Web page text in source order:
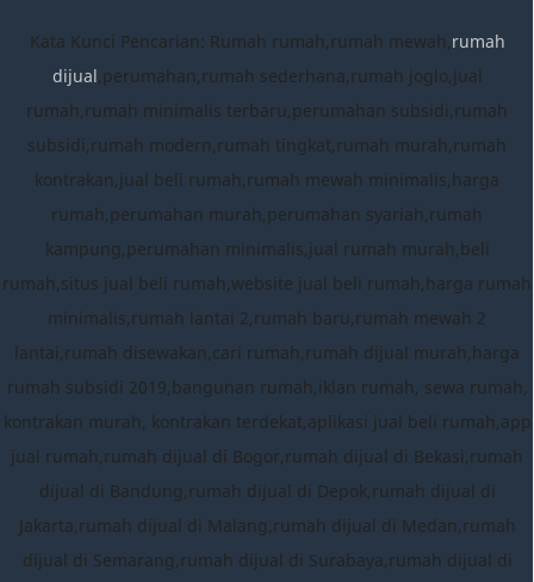
Kata Kunci Pencarian: Rumah rumah,rumah mewah,rumah
dijual,perumahan,rumah sederhana,rumah joglo,jual
rumah,rumah minimalis terbaru,perumahan subsidi,rumah
subsidi,rumah modern,rumah tingkat,rumah murah,rumah
kontrakan,jual beli rumah,rumah mewah minimalis,harga
rumah,perumahan murah,perumahan syariah,rumah
kampung,perumahan minimalis,jual rumah murah,beli
rumah,situs jual beli rumah,website jual beli rumah,harga rumah
minimalis,rumah lantai 2,rumah baru,rumah mewah 2
lantai,rumah disewakan,cari rumah,rumah dijual murah,harga
rumah subsidi 2019,bangunan rumah,iklan rumah, sewa rumah,
kontrakan murah, kontrakan terdekat,aplikasi jual beli rumah,app
jual rumah,rumah dijual di Bogor,rumah dijual di Bekasi,rumah
dijual di Bandung,rumah dijual di Depok,rumah dijual di
Jakarta,rumah dijual di Malang,rumah dijual di Medan,rumah
dijual di Semarang,rumah dijual di Surabaya,rumah dijual di